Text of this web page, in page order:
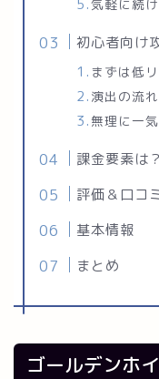
気軽に続
初心者向け
まずは低
演出の流
無理に一
課金要素は
評価＆口コ
基本情報
まとめ
ゴールデンホ